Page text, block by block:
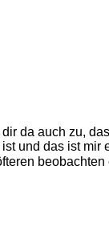
da auch zu,
und das ist mir
beobachten